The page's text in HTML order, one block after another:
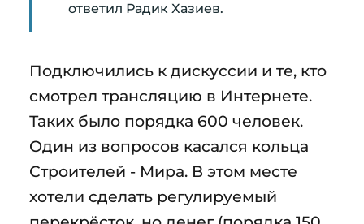
ответил Радик Хазиев.
Подключились к дискуссии и те, кто
смотрел трансляцию в Интернете.
Таких было порядка 600 человек.
Один из вопросов касался кольца
Строителей - Мира. В этом месте
хотели сделать регулируемый